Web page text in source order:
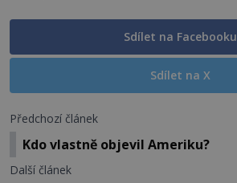
Sdílet na Facebooku
Sdílet na X
Předchozí článek
Kdo vlastně objevil Ameriku?
Další článek